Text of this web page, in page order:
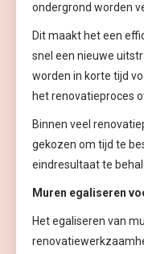
ondergrond worden
Dit maakt het een
snel een nieuwe
worden in korte tijd
het renovatieproces
Binnen veel
gekozen om tijd te
eindresultaat te
Muren egaliseren
Het egaliseren van